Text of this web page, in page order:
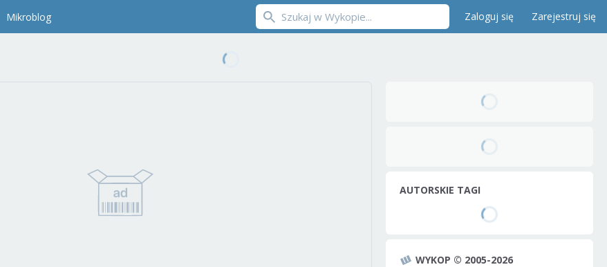
Mikroblog Zaloguj się Zarejestruj się
AUTORSKIE TAGI
WYKOP © 2005-2026